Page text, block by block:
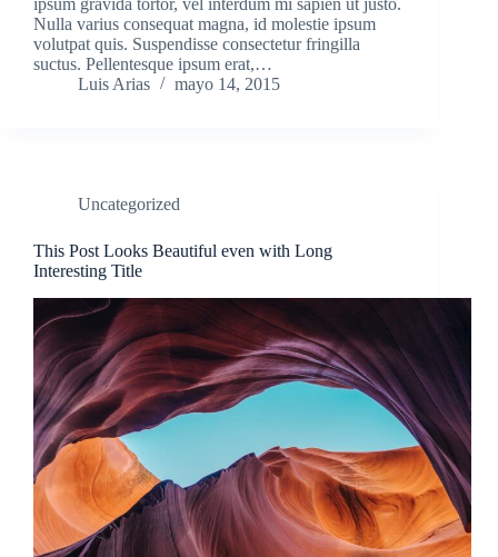
ipsum gravida tortor, vel interdum mi sapien ut justo.
Nulla varius consequat magna, id molestie ipsum
volutpat quis. Suspendisse consectetur fringilla
suctus. Pellentesque ipsum erat,…
Luis Arias
mayo 14, 2015
Uncategorized
This Post Looks Beautiful even with Long
Interesting Title